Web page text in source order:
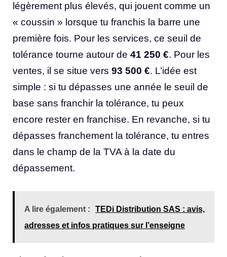
légèrement plus élevés, qui jouent comme un
« coussin » lorsque tu franchis la barre une
première fois. Pour les services, ce seuil de
tolérance tourne autour de 41 250 €. Pour les
ventes, il se situe vers 93 500 €. L’idée est
simple : si tu dépasses une année le seuil de
base sans franchir la tolérance, tu peux
encore rester en franchise. En revanche, si tu
dépasses franchement la tolérance, tu entres
dans le champ de la TVA à la date du
dépassement.
A lire également :
TEDi Distribution SAS : avis,
adresses et infos pratiques sur l’enseigne